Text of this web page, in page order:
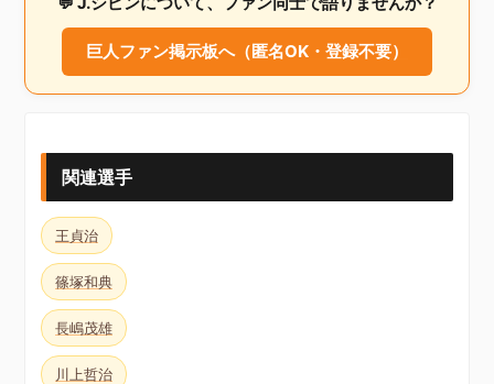
巨人ファン掲示板へ（匿名OK・登録不要）
関連選手
王貞治
篠塚和典
長嶋茂雄
川上哲治